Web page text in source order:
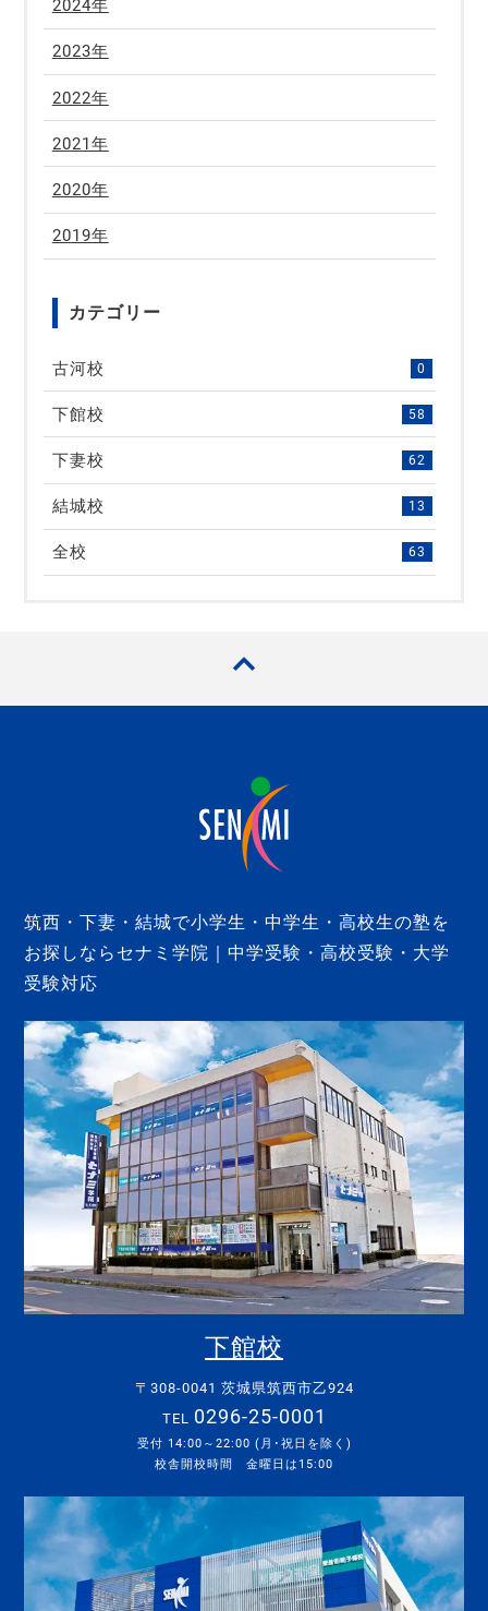
2024年
2023年
2022年
2021年
2020年
2019年
カテゴリー
古河校 0
下館校 58
下妻校 62
結城校 13
全校 63
筑西・下妻・結城で小学生・中学生・高校生の塾を
お探しならセナミ学院｜中学受験・高校受験・大学
受験対応
下館校
〒308-0041 茨城県筑西市乙924
TEL 0296-25-0001
受付 14:00～22:00 (月･祝日を除く)
校舎開校時間 金曜日は15:00